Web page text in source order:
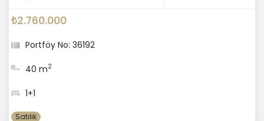
₺2.760.000
Portföy No: 36192
40 m2
1+1
Satılık